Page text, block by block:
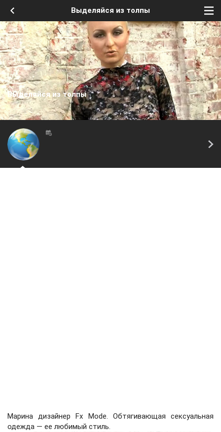
Выделяйся из толпы
Выделяйся из толпы
Марина дизайнер Fx Mode. Обтягивающая сексуальная
одежда — ее любимый стиль.